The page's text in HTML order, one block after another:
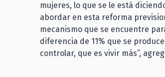
mujeres, lo que se le está
abordar en esta reforma
mecanismo que se encuentre
diferencia de 11% que se
controlar, que es vivir más”,